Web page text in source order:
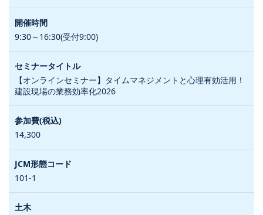
9:30～16:30(受付9:00)
【オンラインセミナー】タイムマネジメントと心理有効活用！
建設現場の業務効率化2026
14,300
101-1